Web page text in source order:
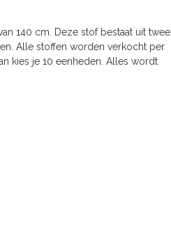
140 cm. Deze stof bestaat uit twee
Alle stoffen worden verkocht per
kies je 10 eenheden. Alles wordt